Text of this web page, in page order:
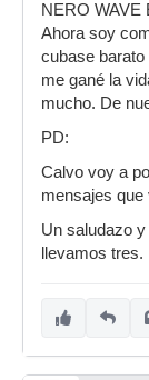
NERO WAVE
Ahora soy
cubase
me gané la
mucho. De
PD:
Calvo voy a
mensajes que
Un saludazo
llevamos tres.